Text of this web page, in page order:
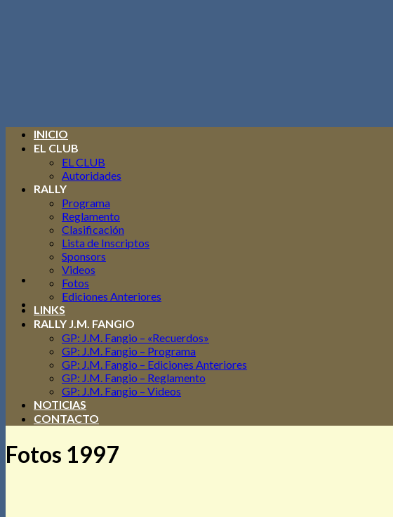
INICIO
EL CLUB
EL CLUB
Autoridades
RALLY
Programa
Reglamento
Clasificación
Lista de Inscriptos
Sponsors
Videos
Fotos
Ediciones Anteriores
LINKS
RALLY J.M. FANGIO
GP: J.M. Fangio – «Recuerdos»
GP: J.M. Fangio – Programa
GP: J.M. Fangio – Ediciones Anteriores
GP: J.M. Fangio – Reglamento
GP: J.M. Fangio – Videos
NOTICIAS
CONTACTO
Fotos 1997